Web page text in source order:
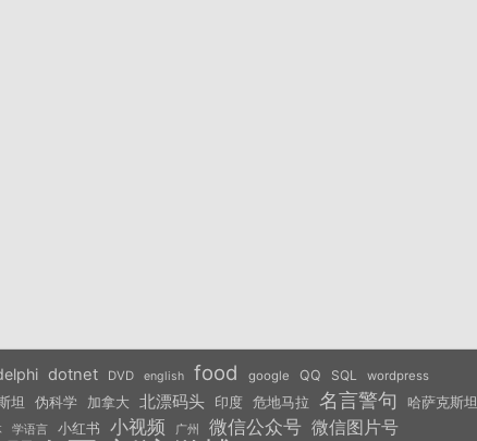
dotnet DVD english food google QQ SQL wordpress
坦 伪科学 加拿大 北漂码头 印度 危地马拉 名言警句 哈萨克斯坦
学语言 小红书 小视频 广州 微信公众号 微信图片号